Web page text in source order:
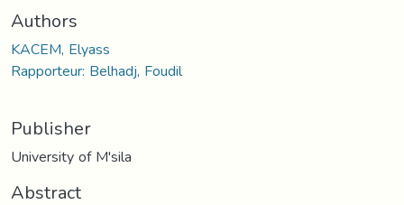
Authors
KACEM, Elyass
Rapporteur: Belhadj, Foudil
Publisher
University of M'sila
Abstract